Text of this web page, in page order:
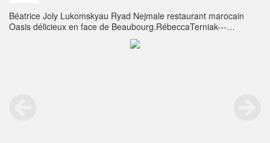
Béatrice Joly Lukomskyau Ryad Nejmale restaurant marocain
Oasis délicieux en face de Beaubourg.RébeccaTerniak---
L'absence de virus dans ce courrier électronique a été vérifiée
http://www.avast.com